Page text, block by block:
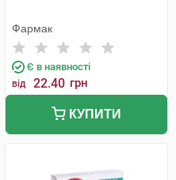
Фармак
Є в наявності
від 22.40 грн
КУПИТИ